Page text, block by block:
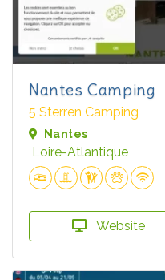
Nantes Camping
5 Sterren Camping
Nantes
Loire-Atlantique
Website